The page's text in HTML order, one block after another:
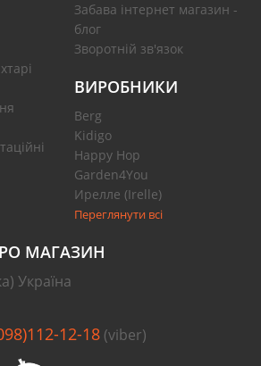
Забава інтернет магазин -
блог
Зворотній зв'язок
ВИРОБНИКИ
Berg
Kidigo
Happy Hop
Garden4You
Ирелле (Irelle)
Переглянути всі
МАГАЗИН
Україна
12-18 (viber)